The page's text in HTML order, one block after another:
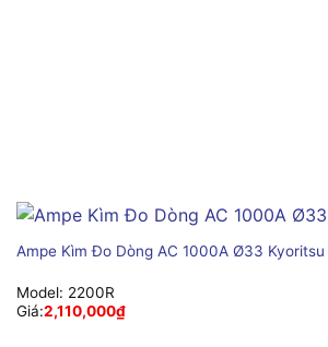
Ampe Kìm Đo Dòng AC 1000A Ø33 Kyoritsu
Model: 2200R
Giá:2,110,000₫